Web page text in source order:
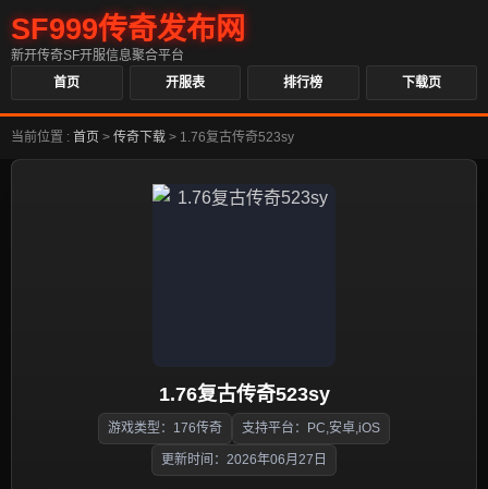
SF999传奇发布网
新开传奇SF开服信息聚合平台
首页
开服表 排行榜 下载页
当前位置 : 首页 > 传奇下载 > 1.76复古传奇523sy
1.76复古传奇523sy
游戏类型：176传奇 支持平台：PC,安卓,iOS
更新时间：2026年06月27日